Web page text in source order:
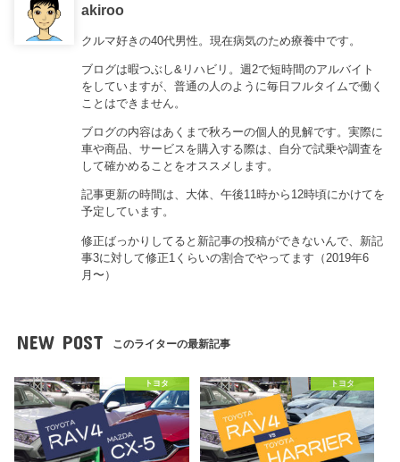
akiroo
クルマ好きの40代男性。現在病気のため療養中です。
ブログは暇つぶし&リハビリ。週2で短時間のアルバイト
をしていますが、普通の人のように毎日フルタイムで働く
ことはできません。
ブログの内容はあくまで秋ろーの個人的見解です。実際に
車や商品、サービスを購入する際は、自分で試乗や調査を
して確かめることをオススメします。
記事更新の時間は、大体、午後11時から12時頃にかけてを
予定しています。
修正ばっかりしてると新記事の投稿ができないんで、新記
事3に対して修正1くらいの割合でやってます（2019年6
月〜）
NEW POST このライターの最新記事
トヨタ トヨタ